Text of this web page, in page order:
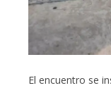
El encuentro se